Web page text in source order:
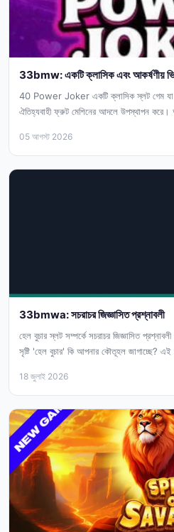
33bmw: একটি ক্লাসিক এবং আকর্ষণীয়
40 Power Joker একটি ক্লাসিক স্লট গেম যা
ঐতিহ্যবাহী ফ্রুট মেশিনের আদলে উপস্থাপন
05 আগস্ট 2026
33bmwa: সচরাচর জিজ্ঞাসিত প্রশ্নাবলী
হেল বুচার স্লট সম্পর্কে সচরাচর জিজ্ঞাসিত
সৃষ্টি 'হেল বুচার' কি আপনার কৌতূহল জাগাচ্ছে?
18 জুলাই 2026